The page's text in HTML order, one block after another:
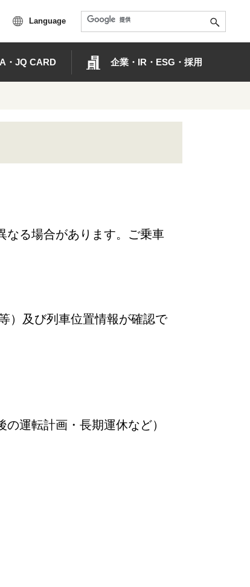
Language
・JQ CARD 企業・IR・ESG・採用
なる場合があります。ご乗車
）及び列車位置情報が確認で
運転計画・長期運休など）